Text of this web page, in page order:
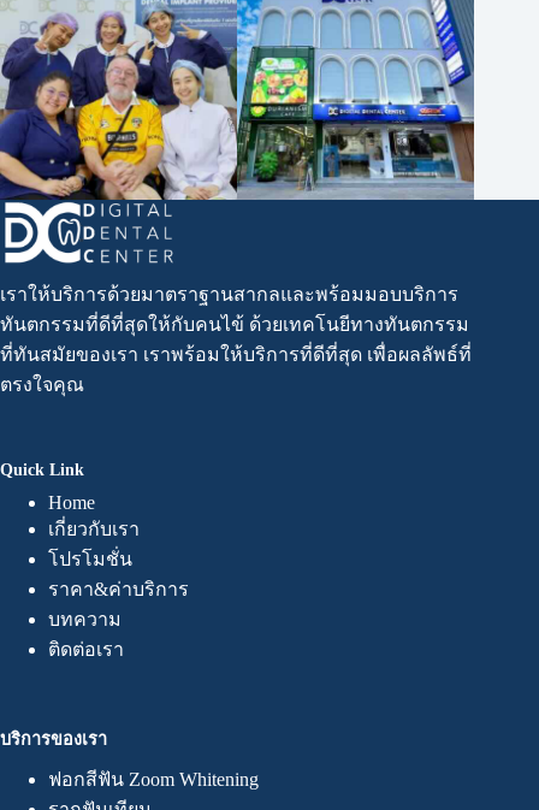
เราให้บริการด้วยมาตราฐานสากลและพร้อมมอบบริการ
ทันตกรรมที่ดีที่สุดให้กับคนไข้ ด้วยเทคโนยีทางทันตกรรม
ที่ทันสมัยของเรา เราพร้อมให้บริการที่ดีที่สุด เพื่อผลลัพธ์ที่
ตรงใจคุณ
Quick Link
Home
เกี่ยวกับเรา
โปรโมชั่น
ราคา&ค่าบริการ
บทความ
ติดต่อเรา
บริการของเรา
ฟอกสีฟัน Zoom Whitening